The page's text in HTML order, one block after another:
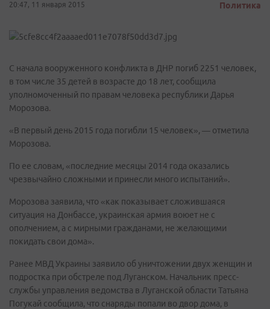
20:47, 11 января 2015 Политика
С начала вооруженного конфликта в ДНР погиб 2251 человек,
в том числе 35 детей в возрасте до 18 лет, сообщила
уполномоченный по правам человека республики Дарья
Морозова.
«В первый день 2015 года погибли 15 человек», — отметила
Морозова.
По ее словам, «последние месяцы 2014 года оказались
чрезвычайно сложными и принесли много испытаний».
Морозова заявила, что «как показывает сложившаяся
ситуация на Донбассе, украинская армия воюет не с
ополчением, а с мирными гражданами, не желающими
покидать свои дома».
Ранее МВД Украины заявило об уничтожении двух женщин и
подростка при обстреле под Луганском. Начальник пресс-
службы управления ведомства в Луганской области Татьяна
Погукай сообщила, что снаряды попали во двор дома, в